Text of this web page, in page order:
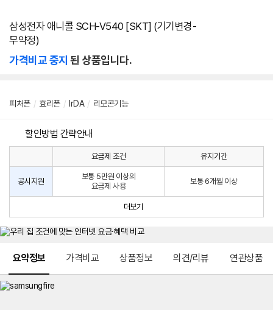
삼성전자 애니콜 SCH-V540 [SKT] (기기변경-
무약정)
가격비교 중지 된 상품입니다.
피처폰 / 효리폰 / IrDA / 리모콘기능
할인방법 간략안내
원
선
택
약
정
사
인
법
요금제 조건 유지기간
공시지원
보통 5만원 이상의
요금제 사용
보통 6개월 이상
더보기
요약정보 가격비교 상품정보 의견/리뷰 연관상품